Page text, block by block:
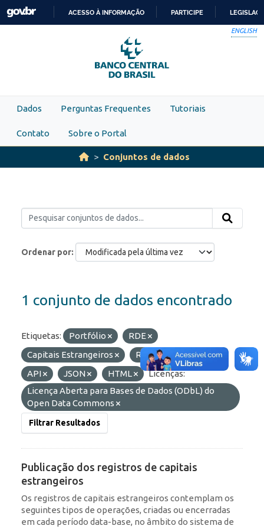
Skip to main content
PARA
O
CONTEÚDO
ACESSO À INFORMAÇÃO PARTICIPE
ENGLISH
Dados Perguntas Frequentes Tutoriais
Contato Sobre o Portal
Conjuntos de dados
Ordenar por
1 conjunto de dados encontrado
Etiquetas: Portfólio
RDE
Capitais Estrangeiros
ROF
Formatos:
API
JSON HTML
Licenças:
Licença Aberta para Bases de Dados (ODbL) do
Open Data Commons
Filtrar Resultados
Publicação dos registros de capitais
estrangeiros
Os registros de capitais estrangeiros contemplam os
seguintes tipos de operações, criadas ou encerradas
em cada período data-base, no âmbito do sistema de